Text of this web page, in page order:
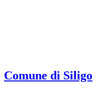
Comune di Siligo